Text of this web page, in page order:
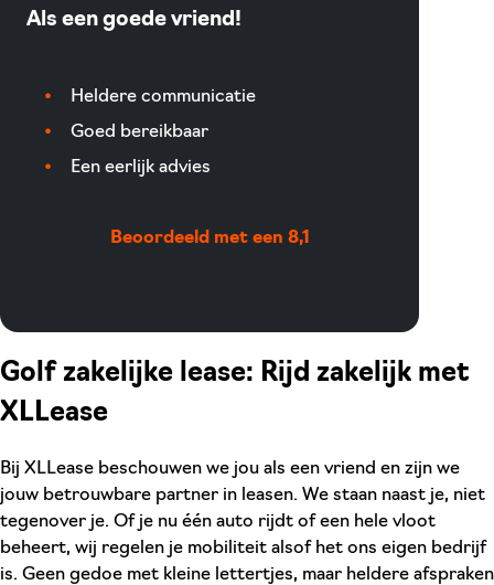
Golf zakelijke lease: Rijd zakelijk met
XLLease
Bij XLLease beschouwen we jou als een vriend en zijn we
jouw betrouwbare partner in leasen. We staan naast je, niet
tegenover je. Of je nu één auto rijdt of een hele vloot
beheert, wij regelen je mobiliteit alsof het ons eigen bedrijf
is. Geen gedoe met kleine lettertjes, maar heldere afspraken
Als een goede vriend!
Heldere communicatie
Goed bereikbaar
Een eerlijk advies
Beoordeeld met een 8,1